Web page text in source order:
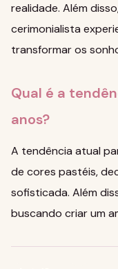
realidade. Além
cerimonialista
transformar os
Qual é a
anos?
A tendência atual
de cores pastéis,
sofisticada. Além
buscando criar um